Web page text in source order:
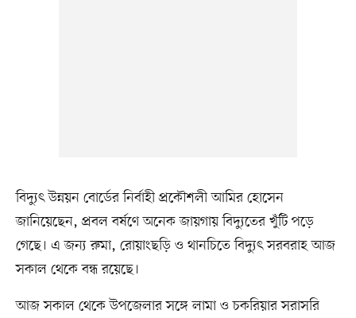
বিদ্যুৎ উন্নয়ন বোর্ডের নির্বাহী প্রকৌশলী আমির হোসেন
জানিয়েছেন, প্রবল বর্ষণে অনেক জায়গায় বিদ্যুতের খুঁটি পড়ে
গেছে। এ জন্য রুমা, রোয়াংছড়ি ও থানচিতে বিদ্যুৎ সরবরাহ আজ
সকাল থেকে বন্ধ রয়েছে।
আজ সকাল থেকে উপজেলার সঙ্গে লামা ও চকরিয়ার সরাসরি